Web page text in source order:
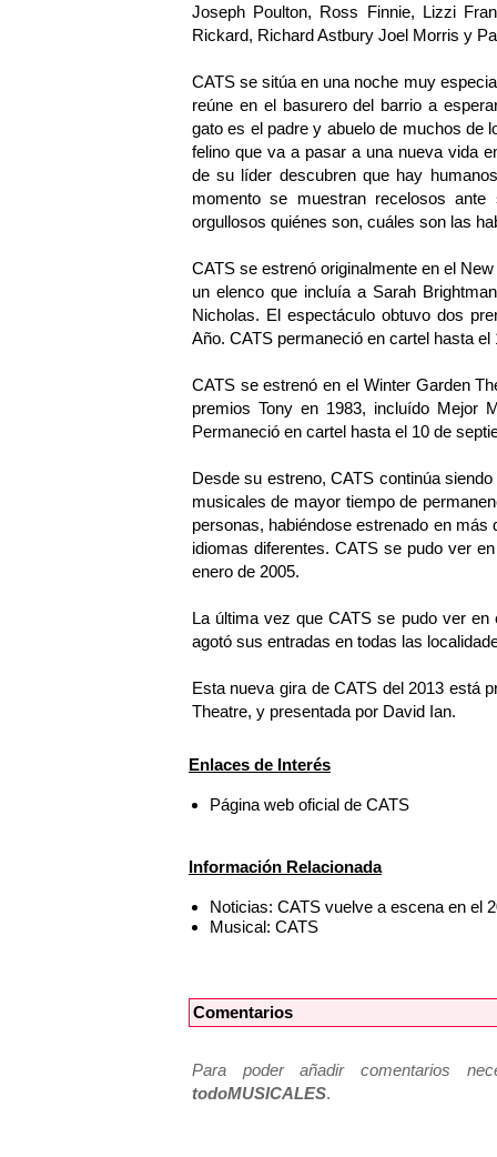
Joseph Poulton, Ross Finnie, Lizzi
Rickard, Richard Astbury Joel Morris y
CATS se sitúa en una noche muy
reúne en el basurero del barrio a
gato es el padre y abuelo de muchos de
felino que va a pasar a una nueva vida
de su líder descubren que hay
momento se muestran recelosos
orgullosos quiénes son, cuáles son las
CATS se estrenó originalmente en el
un elenco que incluía a Sarah
Nicholas. El espectáculo obtuvo dos
Año. CATS permaneció en cartel hasta
CATS se estrenó en el Winter Garden
premios Tony en 1983, incluído Mejor
Permaneció en cartel hasta el 10 de
Desde su estreno, CATS continúa
musicales de mayor tiempo de
personas, habiéndose estrenado en
idiomas diferentes. CATS se pudo ver
enero de 2005.
La última vez que CATS se pudo ver
agotó sus entradas en todas las
Esta nueva gira de CATS del 2013 está
Theatre, y presentada por David Ian.
Enlaces de Interés
Página web oficial de CATS
Información Relacionada
Noticias: CATS vuelve a escena en el
Musical: CATS
Comentarios
Para poder añadir comentarios
todoMUSICALES.